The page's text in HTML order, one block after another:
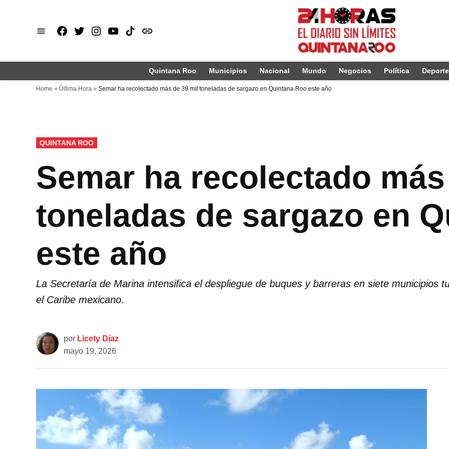
Facebook
X Instagram
Youtube
TikTok
issuu
Quintana Roo Municipios Nacional Mundo Negocios Política
Home » Última Hora » Semar ha recolectado más de 39 mil toneladas de sargazo en Quintana Roo este año
PUBLICADO
EN
QUINTANA ROO
Semar ha recolectado
toneladas de sargazo en
este año
La Secretaría de Marina intensifica el despliegue de buques y barreras en siete municipios
el Caribe mexicano.
por Licety Díaz
mayo 19, 2026